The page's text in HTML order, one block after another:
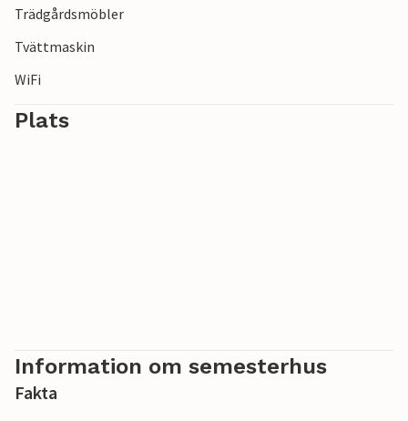
Trädgårdsmöbler
Tvättmaskin
WiFi
Plats
Information om semesterhus
Fakta